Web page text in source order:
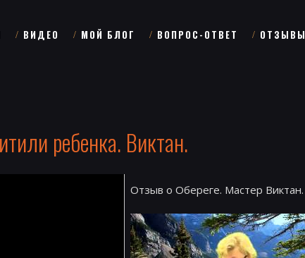
ВИДЕО МОЙ БЛОГ ВОПРОС-ОТВЕТ ОТЗЫВЫ
ребенка. Виктан.
Отзыв о Обереге. Мастер Виктан.